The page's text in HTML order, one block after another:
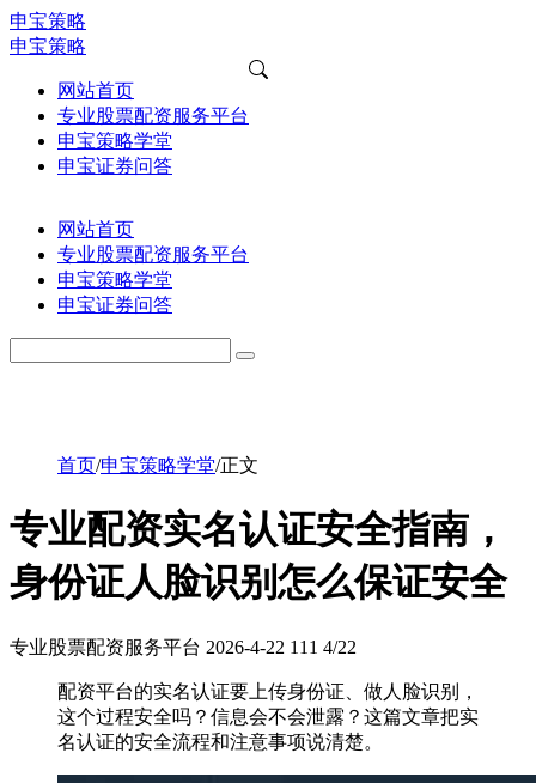
申宝策略
申宝策略
网站首页
专业股票配资服务平台
申宝策略学堂
申宝证券问答
网站首页
专业股票配资服务平台
申宝策略学堂
申宝证券问答
首页/申宝策略学堂/正文
专业配资实名认证安全指南，
身份证人脸识别怎么保证安全
专业股票配资服务平台 2026-4-22 111 4/22
配资平台的实名认证要上传身份证、做人脸识别，
这个过程安全吗？信息会不会泄露？这篇文章把实
名认证的安全流程和注意事项说清楚。